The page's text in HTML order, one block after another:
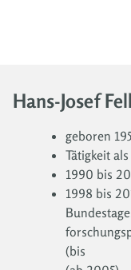
Hans-Josef Fell
geboren
Tätigkeit
1990 bis
1998 bis
(bis